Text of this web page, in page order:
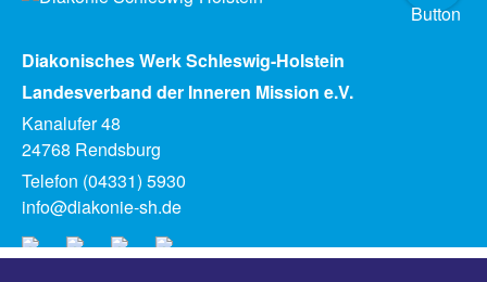
Diakonisches Werk Schleswig-Holstein
Landesverband der Inneren Mission e.V.
Kanalufer 48
24768 Rendsburg
Telefon (04331) 5930
info@diakonie-sh.de